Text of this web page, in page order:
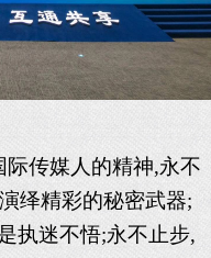
际传媒 人的精神,永不
绎精彩的秘密武器;
执迷不悟;永不止步,